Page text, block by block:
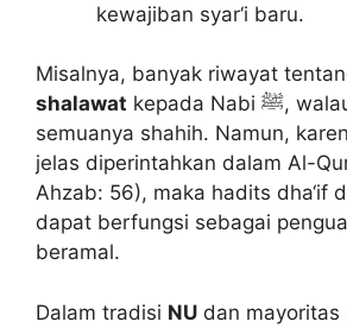
kewajiban syar‘i baru.
Misalnya, banyak riwayat
shalawat kepada Nabi ﷺ, walaupun tidak
semuanya shahih. Namun,
jelas diperintahkan dalam Al-
Ahzab: 56), maka hadits dha‘if
dapat berfungsi sebagai
beramal.
Dalam tradisi NU dan mayoritas